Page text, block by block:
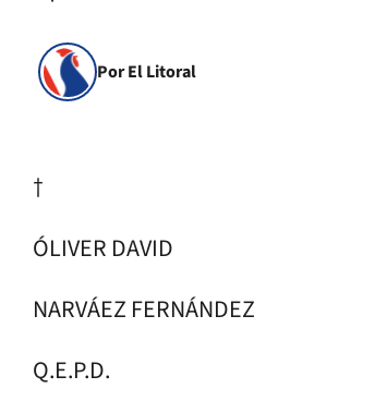
Por El Litoral
†
ÓLIVER DAVID
NARVÁEZ FERNÁNDEZ
Q.E.P.D.